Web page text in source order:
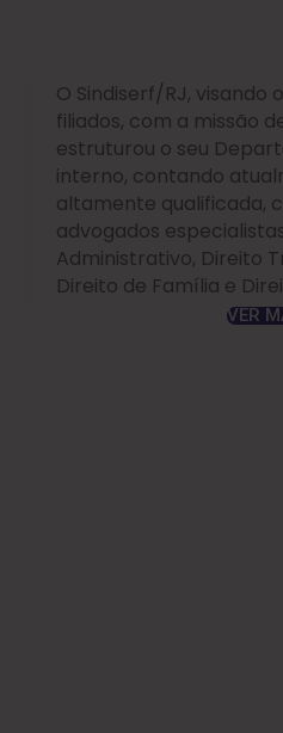
O Sindiserf/RJ, visando
filiados, com a missão
estruturou o seu
interno, contando
altamente qualificada,
advogados
Administrativo, Direito
Direito de Família e
VER